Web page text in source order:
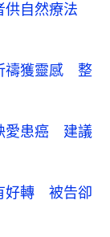
供自然療法
禱獲靈感 整
愛患癌 建議
好轉 被告卻